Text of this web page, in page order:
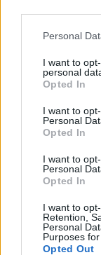
Personal
I want to
personal
Opted In
I want to
Personal
Opted In
I want to
Personal
Opted In
I want to
Retention,
Personal
Purposes
Opted Out
2026. augusztus 6.
Úgy néz ki, a
Sógország
legyen a
NEFELEJCS
2026. augusztus 5.
A politikai